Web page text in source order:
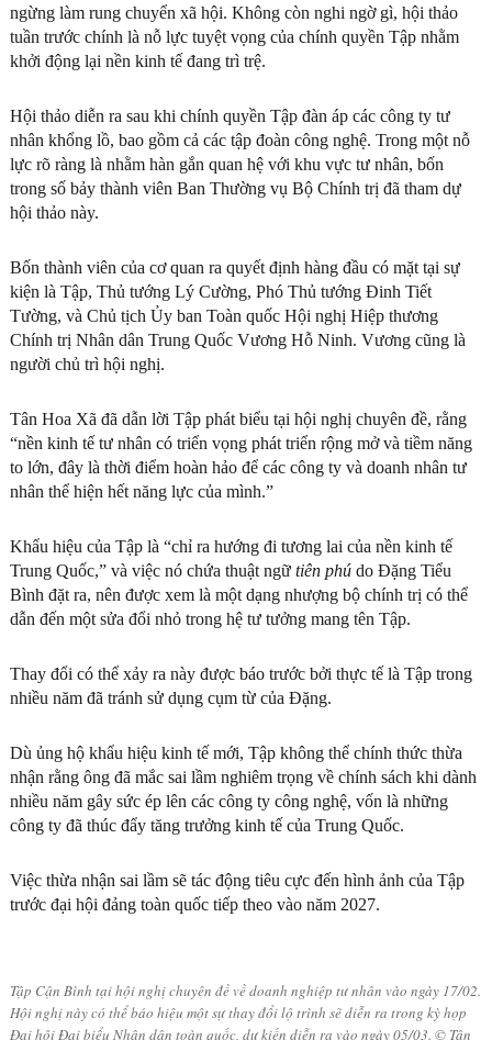
ngừng làm rung chuyển xã hội. Không còn nghi ngờ gì, hội thảo
tuần trước chính là nỗ lực tuyệt vọng của chính quyền Tập nhằm
khởi động lại nền kinh tế đang trì trệ.
Hội thảo diễn ra sau khi chính quyền Tập đàn áp các công ty tư
nhân khổng lồ, bao gồm cả các tập đoàn công nghệ. Trong một nỗ
lực rõ ràng là nhằm hàn gắn quan hệ với khu vực tư nhân, bốn
trong số bảy thành viên Ban Thường vụ Bộ Chính trị đã tham dự
hội thảo này.
Bốn thành viên của cơ quan ra quyết định hàng đầu có mặt tại sự
kiện là Tập, Thủ tướng Lý Cường, Phó Thủ tướng Đinh Tiết
Tường, và Chủ tịch Ủy ban Toàn quốc Hội nghị Hiệp thương
Chính trị Nhân dân Trung Quốc Vương Hỗ Ninh. Vương cũng là
người chủ trì hội nghị.
Tân Hoa Xã đã dẫn lời Tập phát biểu tại hội nghị chuyên đề, rằng
“nền kinh tế tư nhân có triển vọng phát triển rộng mở và tiềm năng
to lớn, đây là thời điểm hoàn hảo để các công ty và doanh nhân tư
nhân thể hiện hết năng lực của mình.”
Khẩu hiệu của Tập là “chỉ ra hướng đi tương lai của nền kinh tế
Trung Quốc,” và việc nó chứa thuật ngữ tiên phú do Đặng Tiểu
Bình đặt ra, nên được xem là một dạng nhượng bộ chính trị có thể
dẫn đến một sửa đổi nhỏ trong hệ tư tưởng mang tên Tập.
Thay đổi có thể xảy ra này được báo trước bởi thực tế là Tập trong
nhiều năm đã tránh sử dụng cụm từ của Đặng.
Dù ủng hộ khẩu hiệu kinh tế mới, Tập không thể chính thức thừa
nhận rằng ông đã mắc sai lầm nghiêm trọng về chính sách khi dành
nhiều năm gây sức ép lên các công ty công nghệ, vốn là những
công ty đã thúc đẩy tăng trưởng kinh tế của Trung Quốc.
Việc thừa nhận sai lầm sẽ tác động tiêu cực đến hình ảnh của Tập
trước đại hội đảng toàn quốc tiếp theo vào năm 2027.
Tập Cận Bình tại hội nghị chuyên đề về doanh nghiệp tư nhân vào ngày 17/02.
Hội nghị này có thể báo hiệu một sự thay đổi lộ trình sẽ diễn ra trong kỳ họp
Đại hội Đại biểu Nhân dân toàn quốc, dự kiến diễn ra vào ngày 05/03. © Tân